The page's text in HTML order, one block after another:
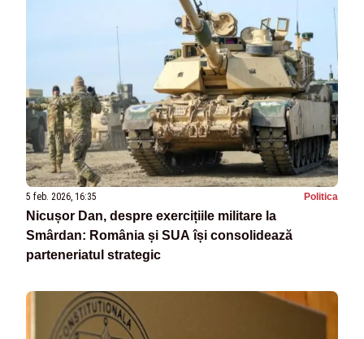
5 feb. 2026, 16:35 Politica
Nicușor Dan, despre exercițiile militare la
Smârdan: România și SUA își consolidează
parteneriatul strategic